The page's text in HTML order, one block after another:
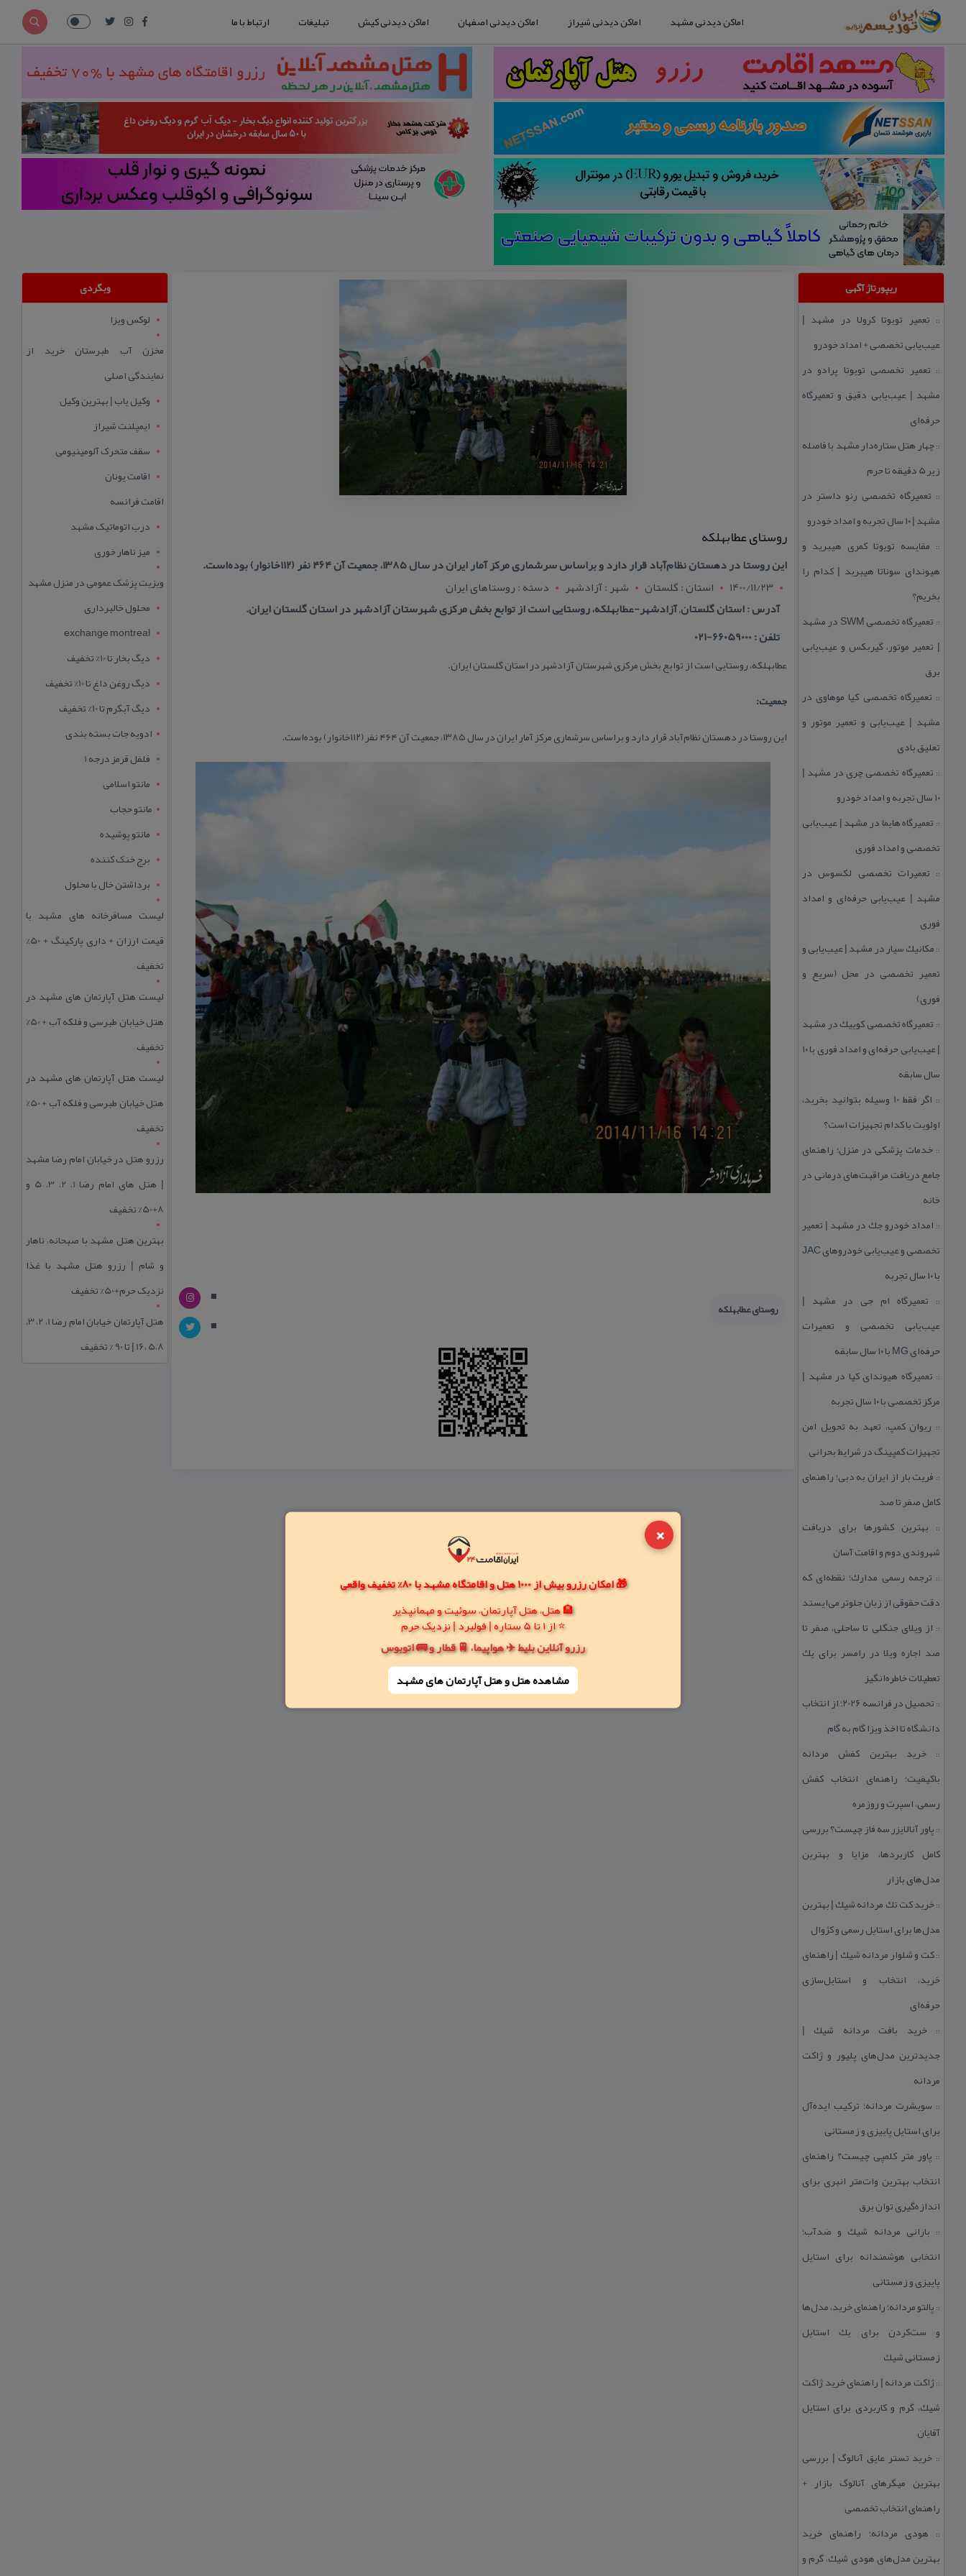
×
🎁 امکان رزرو بیش از 1000 هتل و اقامتگاه مشهد با 80% تخفیف واقعی
🏨 هتل، هتل آپارتمان، سوئیت و مهمانپذیر
⭐ از 1 تا 5 ستاره | فولبرد | نزدیک حرم
رزرو آنلاین بلیط ✈️ هواپیما، 🚆 قطار و 🚌 اتوبوس
مشاهده هتل و هتل‌ آپارتمان های مشهد
اماکن دیدنی مشهد اماکن دیدنی شیراز اماکن دیدنی اصفهان اماکن دیدنی کیش تبلیغات ارتباط با ما
ریپورتاژ آگهی
:: تعمیر تویوتا كرولا در مشهد |
عیب‌یابی تخصصی + امداد خودرو
:: تعمیر تخصصی تویوتا پرادو در
مشهد | عیب‌یابی دقیق و تعمیرگاه
حرفه‌ای
::چهار هتل‌ ستاره‌دار مشهد با فاصله
زیر 5 دقیقه تا حرم
:: تعمیرگاه تخصصی رنو داستر در
مشهد | ۱۰ سال تجربه و امداد خودرو
:: مقایسه تویوتا كمری هیبرید و
هیوندای سوناتا هیبرید | كدام را
بخریم؟
::
تعمیرگاه تخصصی SWM در مشهد
| تعمیر موتور، گیربكس و عیب‌یابی
برق
:: تعمیرگاه تخصصی كیا موهاوی در
مشهد | عیب‌یابی و تعمیر موتور و
تعلیق بادی
:: تعمیرگاه تخصصی چری در مشهد |
۱۰ سال تجربه و امداد خودرو
:: تعمیرگاه هایما در مشهد | عیب‌یابی
تخصصی و امداد فوری
:: تعمیرات تخصصی لكسوس در
مشهد | عیب‌یابی حرفه‌ای و امداد
فوری
:: مكانیك سیار در مشهد | عیب‌یابی و
تعمیر تخصصی در محل (سریع و
فوری)
:: تعمیرگاه تخصصی كوییك در مشهد
| عیب‌یابی حرفه‌ای و امداد فوری با ۱۰
سال سابقه
::
اگر فقط 10 وسیله بتوانید بخرید،
اولویت با كدام تجهیزات است؟
:: خدمات پزشكی در منزل؛ راهنمای
جامع دریافت مراقبت‌های درمانی در
خانه
:: امداد خودرو جك در مشهد | تعمیر
تخصصی و عیب‌یابی خودروهای JAC
با ۱۰ سال تجربه
:: تعمیرگاه ام جی در مشهد |
عیب‌یابی تخصصی و تعمیرات
حرفه‌ای MG با ۱۰ سال سابقه
:: تعمیرگاه هیوندای كیا در مشهد |
مركز تخصصی با ۱۰ سال تجربه
:: ریوان كمپ، تعهد به تحویل امن
تجهیزات كمپینگ در شرایط بحرانی
:: فریت بار از ایران به دبی؛ راهنمای
كامل صفر تا صد
:: بهترین كشورها برای دریافت
شهروندی دوم و اقامت آسان
:: ترجمه رسمی مدارك؛ نقطه‌ای كه
دقت حقوقی از زبان جلوتر می‌ایستد
:: از ویلای جنگلی تا ساحلی، صفر تا
صد اجاره ویلا در رامسر برای یك
تعطیلات خاطره‌انگیز
::
تحصیل در فرانسه 2026؛ از انتخاب
دانشگاه تا اخذ ویزا گام به گام
::خرید بهترین كفش مردانه
باكیفیت؛ راهنمای انتخاب كفش
رسمی، اسپرت و روزمره
:: پاور آنالایزر سه فاز چیست؟ بررسی
كامل كاربردها، مزایا و بهترین
مدل‌های بازار
::خرید كت تك مردانه شیك | بهترین
مدل‌ها برای استایل رسمی و كژوال
::كت و شلوار مردانه شیك | راهنمای
خرید، انتخاب و استایل‌سازی
حرفه‌ای
::خرید بافت مردانه شیك |
جدیدترین مدل‌های پلیور و ژاكت
مردانه
:: سویشرت مردانه؛ تركیب ایده‌آل
برای استایل پاییزی و زمستانی
:: پاور متر كلمپی چیست؟ راهنمای
انتخاب بهترین وات‌متر انبری برای
اندازه‌گیری توان برق
:: بارانی مردانه شیك و ضدآب؛
انتخابی هوشمندانه برای استایل
پاییزی و زمستانی
:: پالتو مردانه؛ راهنمای خرید، مدل‌ها
و ست‌كردن برای یك استایل
زمستانی شیك
::ژاكت مردانه | راهنمای خرید ژاكت
شیك، گرم و كاربردی برای استایل
آقایان
:: خرید تستر عایق آنالوگ | بررسی
بهترین میگرهای آنالوگ بازار +
راهنمای انتخاب تخصصی
:: هودی مردانه؛ راهنمای خرید
بهترین مدل‌های هودی شیك، گرم و
روستای عطابهلكه
این روستا در دهستان نظام‌آباد قرار دارد و براساس سرشماری مركز آمار ایران در سال ۱۳۸۵، جمعیت آن ۴۶۴ نفر (۱۱۲خانوار) بوده‌است.
1400/11/23
استان : گلستان شهر : آزادشهر
دسته : روستاهای ایران
آدرس : استان گلستان, آزادشهر-عطابهلكه، روستایی است از توابع بخش مركزی شهرستان آزادشهر در استان گلستان ایران.
تلفن : 66059000-021
عطابهلكه، روستایی است از توابع بخش مركزی شهرستان آزادشهر در استان گلستان ایران.
جمعیت:
این روستا در دهستان نظام‌آباد قرار دارد و براساس سرشماری مركز آمار ایران در سال ۱۳۸۵، جمعیت آن ۴۶۴ نفر (۱۱۲خانوار) بوده‌است.
روستای عطابهلكه
وبگردی
لوکس ویزا
مخزن آب طبرستان خرید از
نمایندگی اصلی
وکیل یاب | بهترین وکیل
ایمپلنت شیراز
سقف متحرک آلومینیومی
اقامت یونان
اقامت فرانسه
درب اتوماتیک مشهد
میز ناهار خوری
ویزیت پزشک عمومی در منزل مشهد
محلول خالبرداری
exchange montreal
دیگ بخار تا 10% تخفیف
دیگ روغن داغ تا 10% تخفیف
دیگ آبگرم تا 10% تخفیف
ادویه جات بسته بندی
فلفل قرمز درجه 1
مانتو اسلامی
مانتو حجاب
مانتو پوشیده
برج خنک کننده
برداشتن خال با محلول
لیست مسافرخانه های مشهد با
قیمت ارزان + داری پارکینگ + 50%
تخفیف
لیست هتل آپارتمان های مشهد در
هتل خیابان طبرسی و فلکه آب + 50%
تخفیف
لیست هتل آپارتمان های مشهد در
هتل خیابان طبرسی و فلکه آب + 50%
تخفیف
رزرو هتل در خیابان امام رضا مشهد
| هتل‌ های امام رضا 1، 2، 3، 5 و
8+50% تخفیف
بهترین هتل مشهد با صبحانه، ناهار
و شام | رزرو هتل مشهد با غذا
نزدیک حرم+50% تخفیف
هتل آپارتمان خیابان امام رضا 1، 2، 3،
5،8 ،16 | تا 90 % تخفیف